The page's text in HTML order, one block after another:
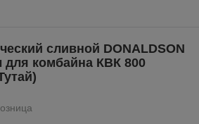
сливной DONALDSON
для комбайна КВК 800